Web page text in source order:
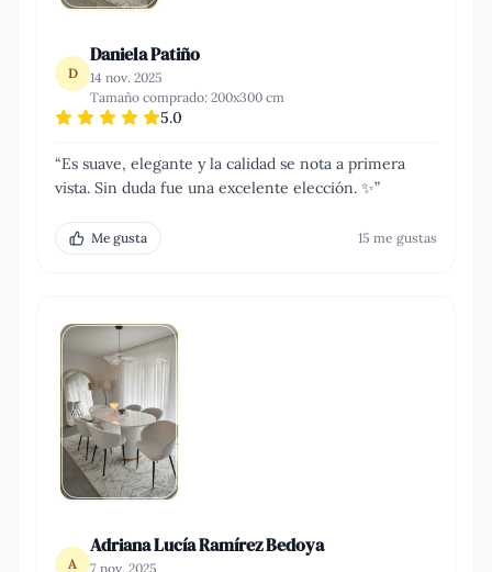
D
Daniela Patiño
14 nov. 2025
Tamaño comprado: 200x300 cm
5.0
“Es suave, elegante y la calidad se nota a primera
vista. Sin duda fue una excelente elección. ✨”
Me gusta 15 me gustas
A
Adriana Lucía Ramírez Bedoya
7 nov. 2025